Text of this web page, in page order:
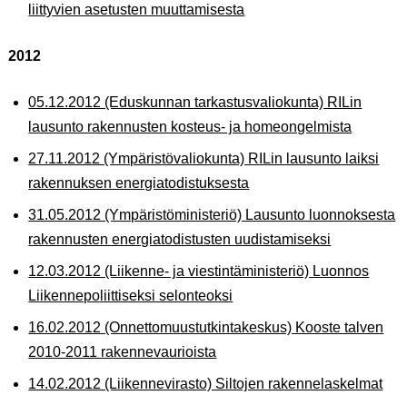
liittyvien asetusten muuttamisesta
2012
05.12.2012 (Eduskunnan tarkastusvaliokunta) RILin
lausunto rakennusten kosteus- ja homeongelmista
27.11.2012 (Ympäristövaliokunta) RILin lausunto laiksi
rakennuksen energiatodistuksesta
31.05.2012 (Ympäristöministeriö) Lausunto luonnoksesta
rakennusten energiatodistusten uudistamiseksi
12.03.2012 (Liikenne- ja viestintäministeriö) Luonnos
Liikennepoliittiseksi selonteoksi
16.02.2012 (Onnettomuustutkintakeskus) Kooste talven
2010-2011 rakennevaurioista
14.02.2012 (Liikennevirasto) Siltojen rakennelaskelmat